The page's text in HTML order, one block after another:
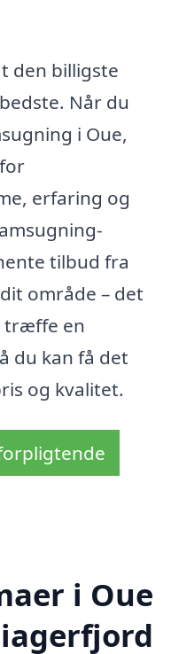
den billigste
Når du
i Oue,
erfaring og
tilbud fra
område – det
træffe en
du kan få det
og kvalitet.
i Oue